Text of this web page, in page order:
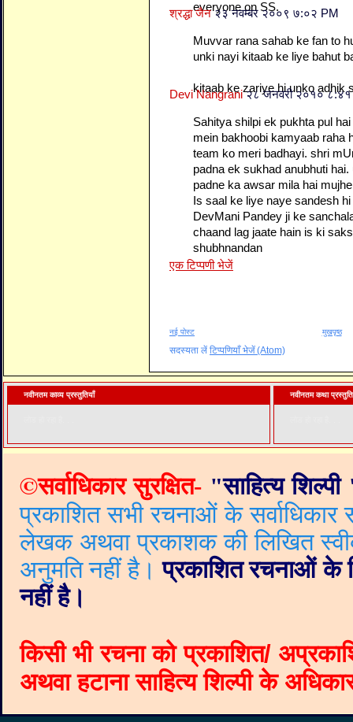
everyone on SS.
श्रद्धा जैन २३ नवम्बर २००९ ७:०२ PM
Muvvar rana sahab ke fan to
unki nayi kitaab ke liye bahut
kitaab ke zariye hi unko adhik
Devi Nangrani २८ जनवरी २०१०
Sahitya shilpi ek pukhta pul
mein bakhoobi kamyaab raha
team ko meri badhayi. shri
padna ek sukhad anubhuti
padne ka awsar mila hai
Is saal ke liye naye sandesh
DevMani Pandey ji ke
chaand lag jaate hain is ki
shubhnandan
एक टिप्पणी भेजें
नई पोस्ट मुखपृष्ठ
सदस्यता लें टिप्पणियाँ भेजें (Atom)
नवीनतम काव्य प्रस्तुतियाँ नवीनतम कथा
©सर्वाधिकार सुरक्षित- "साहित्य शिल्पी
प्रकाशित सभी रचनाओं के
लेखक अथवा प्रकाशक की लिखित
अनुमति नहीं है। प्रकाशित रचनाओं के
नहीं है।
किसी भी रचना को प्रकाशित/
अथवा हटाना साहित्य शिल्पी के